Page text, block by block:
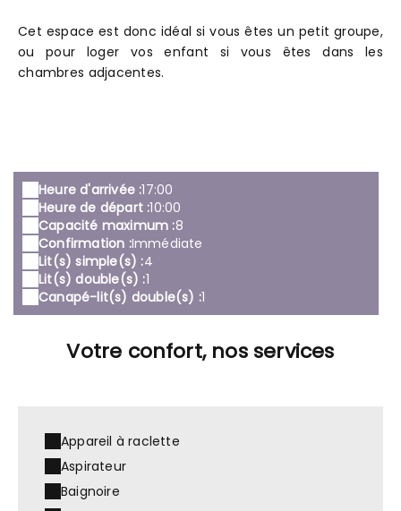
Cet espace est donc idéal si vous êtes un petit groupe,
ou pour loger vos enfant si vous êtes dans les
chambres adjacentes.
Heure d'arrivée :17:00
Heure de départ :10:00
Capacité maximum :8
Confirmation :Immédiate
Lit(s) simple(s) :4
Lit(s) double(s) :1
Canapé-lit(s) double(s) :1
Votre confort, nos services
Appareil à raclette
Aspirateur
Baignoire